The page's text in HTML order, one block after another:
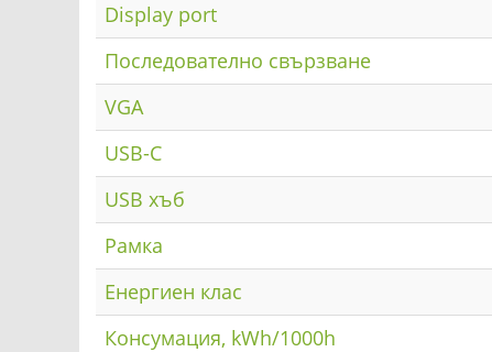
Display port
Последователно свързване
VGA
USB-C
USB хъб
Рамка
Енергиен клас
Консумация, kWh/1000h